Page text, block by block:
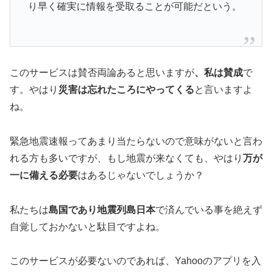
り早く確実に情報を受取ることが可能だという。
このサービスは賛否両論あると思いますが、私は賛成で
す。やはり 災害は忘れたころにやってくると言いますよ
ね。
緊急地震速報ってあまり当たらないので意味がないと言わ
れる方も多いですが、もし地震が来なくても、やはり 万が
一に備える必要はあるじゃないでしょうか？
私たちは島国であり地震列島日本で済んでいる事を絶えず
自覚しておかないと駄目ですよね。
このサービスが必要ないのであれば、Yahooのアプリを入